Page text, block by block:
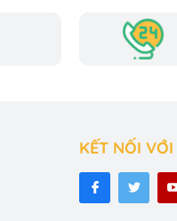
KẾT NỐI